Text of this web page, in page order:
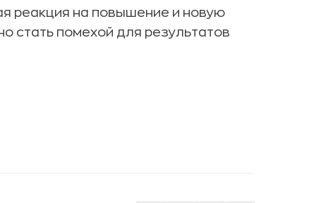
реакция на повышение и новую
стать помехой для результатов